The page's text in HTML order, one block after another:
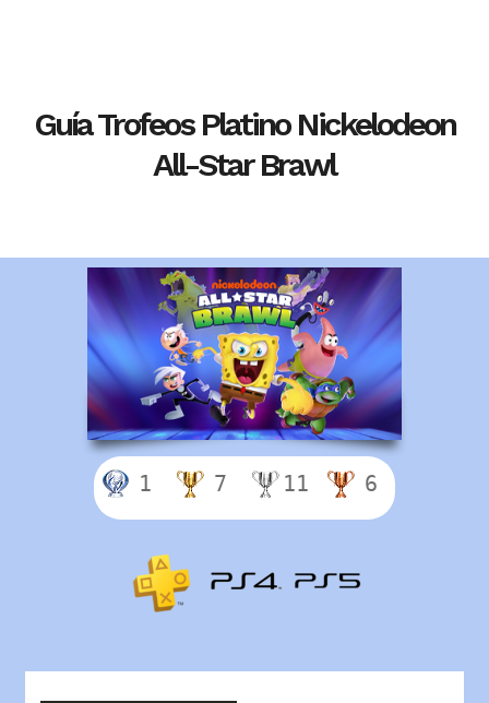
Guía Trofeos Platino Nickelodeon
All-Star Brawl
1 7 11 6